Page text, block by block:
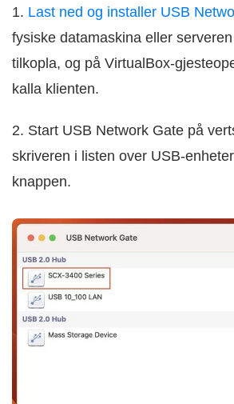
1. Last ned og installer USB
fysiske datamaskina eller
tilkopla, og på VirtualBox-
kalla klienten.
2. Start USB Network Gate på
skriveren i listen over USB-
knappen.